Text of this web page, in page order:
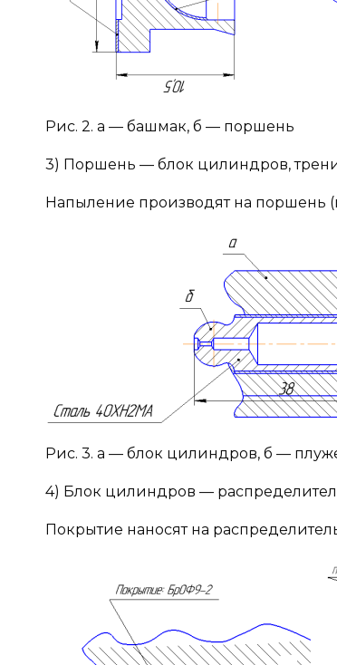
Рис. 2. а — башмак, б — поршень
3) Поршень — блок цилиндров,
Напыление производят на поршень
Рис. 3. а — блок цилиндров, б —
4) Блок цилиндров —
Покрытие наносят на